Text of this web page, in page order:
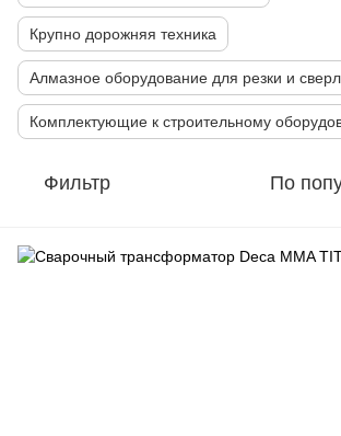
Крупно дорожняя техника
Алмазное оборудование для резки и
Комплектующие к строительному
Фильтр По